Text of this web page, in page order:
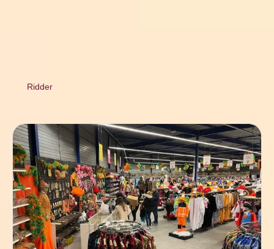
Ridder